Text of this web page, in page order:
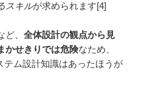
スキルが求められます[4]
、 全体設計の観点から見
かせきりでは危険なため、
ム設計知識はあったほうが